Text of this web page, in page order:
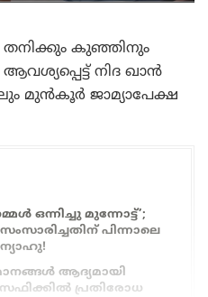
തനിക്കും കുഞ്ഞിനും
നിദ ഖാൻ
മുൻകൂർ ജാമ്യാപേക്ഷ
ഒന്നിച്ചു മുന്നോട്ട്’;
പിന്നാലെ
ആദ്യമായി
പ്രതിരോധ